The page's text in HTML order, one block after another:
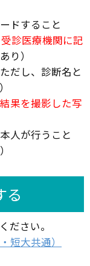
ドすること
受診医療機関に記
り）
だし、診断名と
果を撮影した写
人が行うこと
る
ださい。
短大共通）